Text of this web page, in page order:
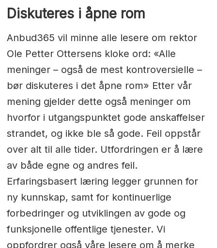
Diskuteres i åpne rom
Anbud365 vil minne alle lesere om rektor
Ole Petter Ottersens kloke ord: «Alle
meninger – også de mest kontroversielle –
bør diskuteres i det åpne rom» Etter vår
mening gjelder dette også meninger om
hvorfor i utgangspunktet gode anskaffelser
strandet, og ikke ble så gode. Feil oppstår
over alt til alle tider. Utfordringen er å lære
av både egne og andres feil.
Erfaringsbasert læring legger grunnen for
ny kunnskap, samt for kontinuerlige
forbedringer og utviklingen av gode og
funksjonelle offentlige tjenester. Vi
oppfordrer også våre lesere om å merke